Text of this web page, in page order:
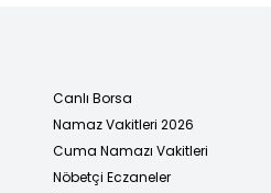
Canlı Borsa
Namaz Vakitleri 2026
Cuma Namazı Vakitleri
Nöbetçi Eczaneler